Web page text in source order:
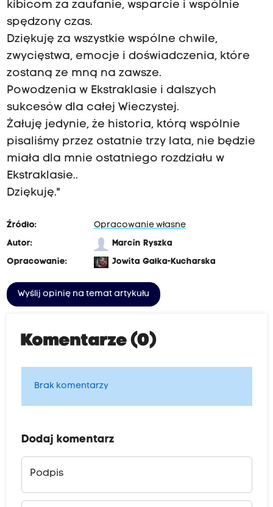
kibicom za zaufanie, wsparcie i wspólnie
spędzony czas.
Dziękuję za wszystkie wspólne chwile,
zwycięstwa, emocje i doświadczenia, które
zostaną ze mną na zawsze.
Powodzenia w Ekstraklasie i dalszych
sukcesów dla całej Wieczystej.
Żałuję jedynie, że historia, którą wspólnie
pisaliśmy przez ostatnie trzy lata, nie będzie
miała dla mnie ostatniego rozdziału w
Ekstraklasie..
Dziękuję."
Źródło:
Opracowanie własne
Autor:
Marcin Ryszka
Opracowanie:
Jowita Gałka-Kucharska
Wyślij opinię na temat artykułu
Komentarze (0)
Brak komentarzy
Dodaj komentarz
Podpis